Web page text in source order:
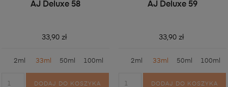
AJ Deluxe 58
33,90 zł
2ml 33ml 50ml 100ml
DODAJ DO KOSZYKA
AJ Deluxe 59
33,90 zł
2ml 33ml 50ml 100ml
DODAJ DO KOSZYKA